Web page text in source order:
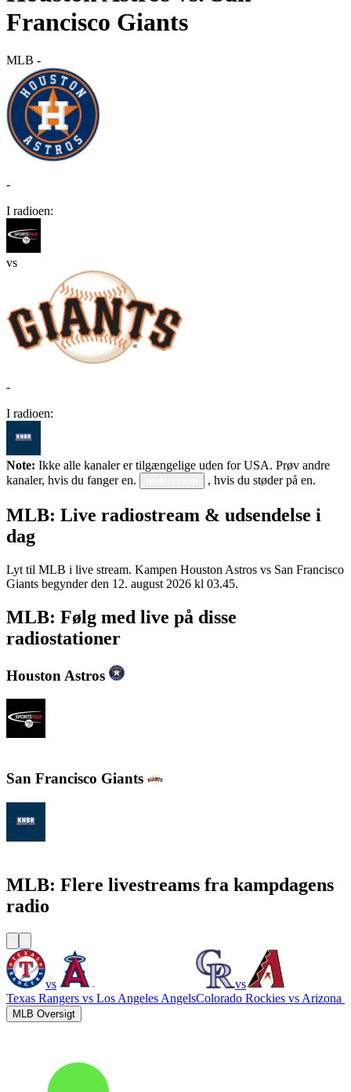
Francisco Giants
MLB -
-
I radioen:
vs
-
I radioen:
Note: Ikke alle kanaler er tilgængelige uden for USA. Prøv andre
kanaler, hvis du fanger en.
, hvis du støder på en.
MLB: Live radiostream & udsendelse i
dag
Lyt til MLB i live stream. Kampen Houston Astros vs San Francisco
Giants begynder den 12. august 2026 kl 03.45.
MLB: Følg med live på disse
radiostationer
Houston Astros
San Francisco Giants
MLB: Flere livestreams fra kampdagens
radio
vs
Texas Rangers vs Los Angeles Angels
vs
Colorado Rockies vs Arizona
MLB Oversigt